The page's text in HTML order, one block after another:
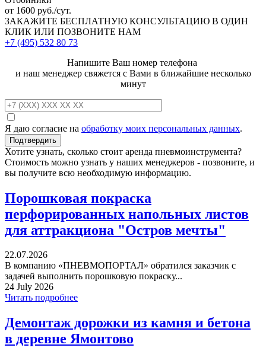
от 1600 руб./сут.
ЗАКАЖИТЕ БЕСПЛАТНУЮ КОНСУЛЬТАЦИЮ В ОДИН
КЛИК ИЛИ ПОЗВОНИТЕ НАМ
+7 (495) 532 80 73
Напишите Ваш номер телефона
и наш менеджер свяжется с Вами в ближайшие несколько
минут
Я даю согласие на обработку моих персональных данных.
Хотите узнать, сколько стоит аренда пневмоинструмента?
Стоимость можно узнать у наших менеджеров - позвоните, и
вы получите всю необходимую информацию.
Порошковая покраска
перфорированных напольных листов
для аттракциона "Остров мечты"
22.07.2026
В компанию «ПНЕВМОПОРТАЛ» обратился заказчик с
задачей выполнить порошковую покраску...
24 July 2026
Читать подробнее
Демонтаж дорожки из камня и бетона
в деревне Ямонтово